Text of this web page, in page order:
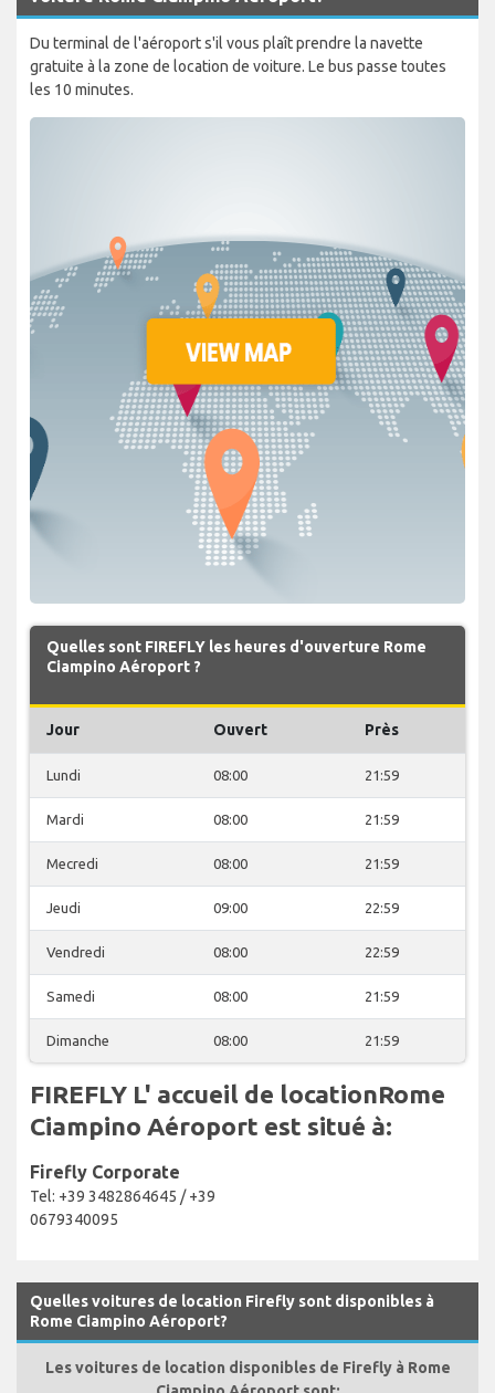
Du terminal de l'aéroport s'il vous plaît prendre la navette
gratuite à la zone de location de voiture. Le bus passe toutes
les 10 minutes.
Quelles sont FIREFLY les heures d'ouverture Rome
Ciampino Aéroport ?
Jour Ouvert Près
Lundi 08:00 21:59
Mardi 08:00 21:59
Mecredi 08:00 21:59
Jeudi 09:00 22:59
Vendredi 08:00 22:59
Samedi 08:00 21:59
Dimanche 08:00 21:59
FIREFLY L' accueil de locationRome
Ciampino Aéroport est situé à:
Firefly Corporate
Tel: +39 3482864645 / +39
0679340095
Quelles voitures de location Firefly sont disponibles à
Rome Ciampino Aéroport?
Les voitures de location disponibles de Firefly à Rome